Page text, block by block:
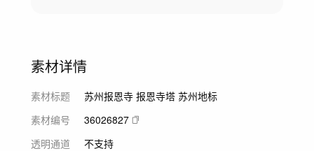
素材详情
素材标题
苏州报恩寺 报恩寺塔 苏州地标
素材编号
36026827
透明通道
不支持